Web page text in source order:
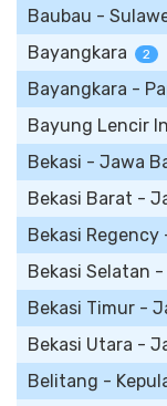
Baubau -
Bayangkara 2
Bayangkara -
Bayung Lencir
Bekasi - Jawa
Bekasi Barat -
Bekasi
Bekasi Selatan
Bekasi Timur -
Bekasi Utara -
Belitang -